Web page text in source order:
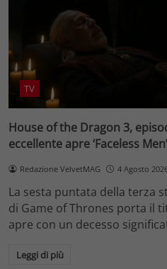
TV
House of the Dragon 3,
eccellente apre ‘Faceless
Redazione VelvetMAG 4 Agosto
La sesta puntata della terza
di Game of Thrones porta il
apre con un decesso
Leggi di più